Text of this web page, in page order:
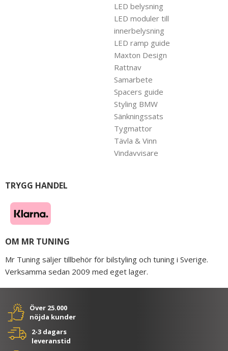
LED belysning
LED moduler till
innerbelysning
LED ramp guide
Maxton Design
Rattnav
Samarbete
Spacers guide
Styling BMW
Sänkningssats
Tygmattor
Tävla & Vinn
Vindavvisare
TRYGG HANDEL
OM MR TUNING
Mr Tuning säljer tillbehör för bilstyling och tuning i Sverige.
Verksamma sedan 2009 med eget lager.
Över 25.000
nöjda kunder
2-3 dagars
leveranstid